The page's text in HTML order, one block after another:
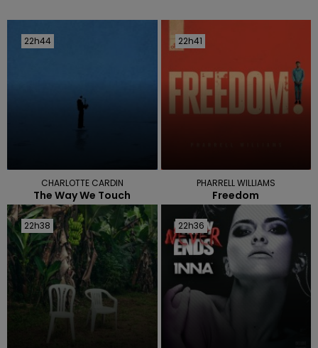
22h44
22h44
CHARLOTTE CARDIN
The Way We Touch
22h41
22h41
PHARRELL WILLIAMS
Freedom
22h38
22h38 22h36
22h36